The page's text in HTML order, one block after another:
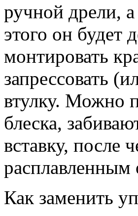
ручной дрели,
этого он будет
монтировать
запрессовать
втулку. Можно
блеска,
вставку, после
расплавленным
Как заменить